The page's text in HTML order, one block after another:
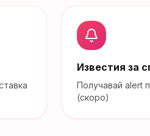
Известия за
Получавай alert
(скоро)